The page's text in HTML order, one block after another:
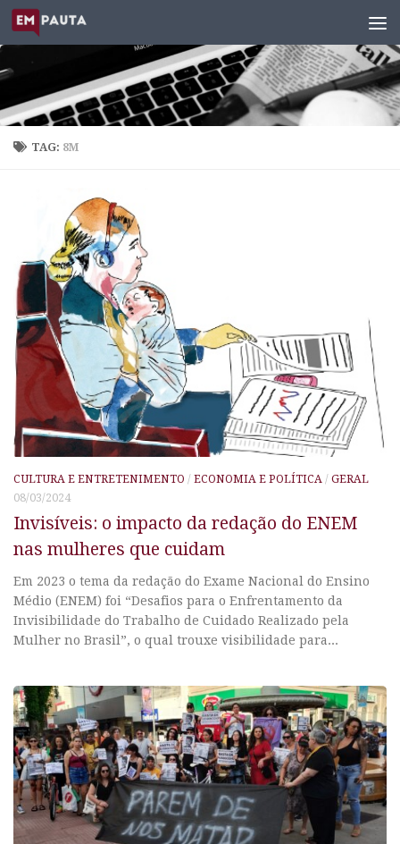
Skip to content
TAG: 8M
CULTURA E ENTRETENIMENTO / ECONOMIA E POLÍTICA / GERAL
08/03/2024
Invisíveis: o impacto da redação do ENEM
nas mulheres que cuidam
Em 2023 o tema da redação do Exame Nacional do Ensino
Médio (ENEM) foi “Desafios para o Enfrentamento da
Invisibilidade do Trabalho de Cuidado Realizado pela
Mulher no Brasil”, o qual trouxe visibilidade para...